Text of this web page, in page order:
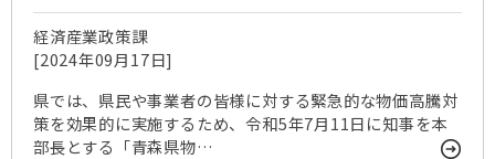
経済産業政策課
[2024年09月17日]
県では、県民や事業者の皆様に対する緊急的な物価高騰対
策を効果的に実施するため、令和5年7月11日に知事を本
部長とする「青森県物…